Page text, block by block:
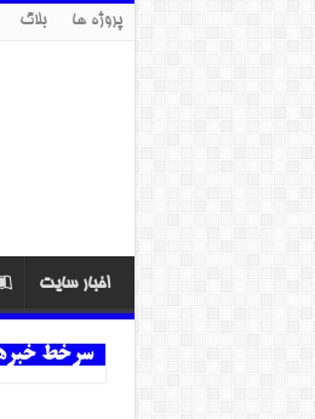
پروژه ها بلاگ
اخبار سایت
سرخط